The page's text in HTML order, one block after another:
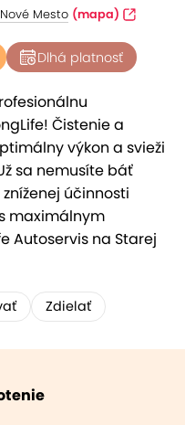
Mesto (mapa)
Dlhá platnosť
Čistenie a
výkon a svieži
sa nemusíte báť
účinnosti
maximálnym
Autoservis na Starej
Zdielať